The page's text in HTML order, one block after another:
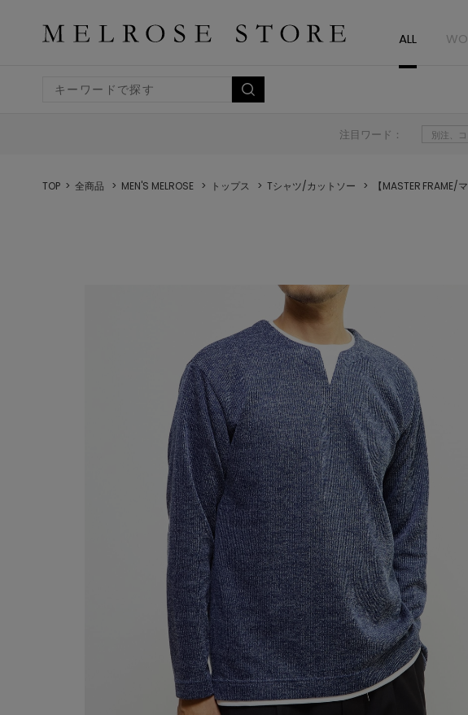
ALL
注目ワード： 別注、
TOP 全商品 MEN'S MELROSE トップス Tシャツ/カットソー 【MASTER